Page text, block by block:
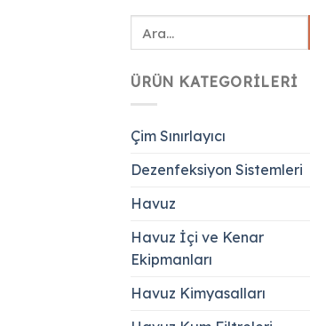
ÜRÜN KATEGORILERI
Çim Sınırlayıcı
Dezenfeksiyon Sistemleri
Havuz
Havuz İçi ve Kenar
Ekipmanları
Havuz Kimyasalları